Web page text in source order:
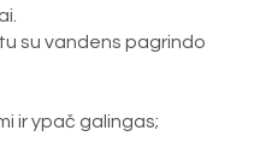
su vandens pagrindo
ir ypač galingas;